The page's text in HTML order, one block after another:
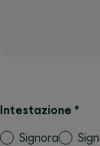
Intestazione *
Signora